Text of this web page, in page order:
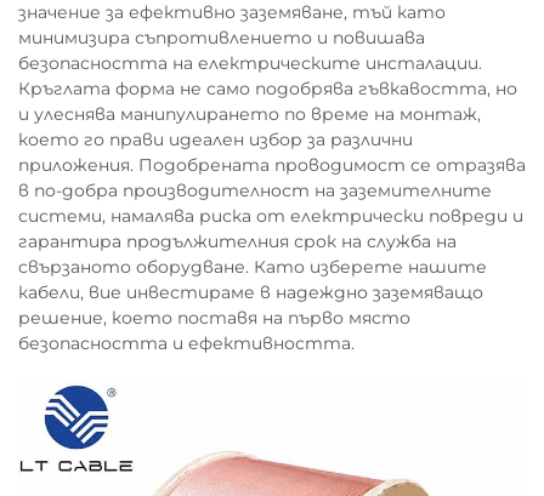
значение за ефективно заземяване, тъй като
минимизира съпротивлението и повишава
безопасността на електрическите инсталации.
Кръглата форма не само подобрява гъвкавостта, но
и улеснява манипулирането по време на монтаж,
което го прави идеален избор за различни
приложения. Подобрената проводимост се отразява
в по-добра производителност на заземителните
системи, намалява риска от електрически повреди и
гарантира продължителния срок на служба на
свързаното оборудване. Като изберете нашите
кабели, вие инвестираме в надеждно заземяващо
решение, което поставя на първо място
безопасността и ефективността.